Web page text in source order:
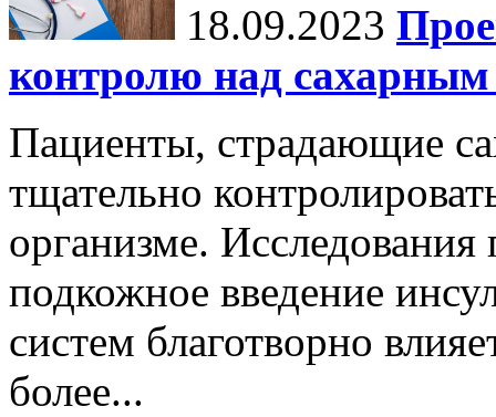
18.09.2023
контролю над
Пациенты, страдающие
тщательно
организме.
подкожное введение
систем благотворно
более...